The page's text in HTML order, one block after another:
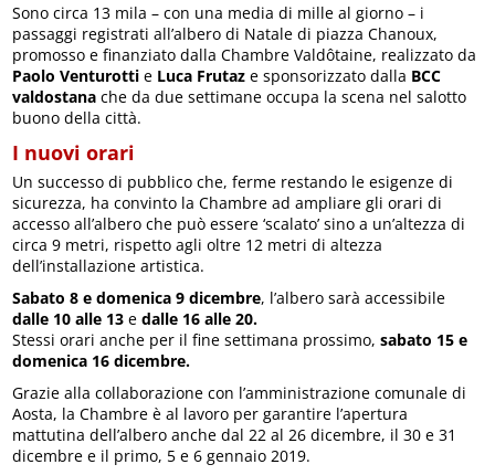
Sono circa 13 mila – con una media di mille al giorno – i
passaggi registrati all’albero di Natale di piazza Chanoux,
promosso e finanziato dalla Chambre Valdôtaine, realizzato da
Paolo Venturotti e Luca Frutaz e sponsorizzato dalla BCC
valdostana che da due settimane occupa la scena nel salotto
buono della città.
I nuovi orari
Un successo di pubblico che, ferme restando le esigenze di
sicurezza, ha convinto la Chambre ad ampliare gli orari di
accesso all’albero che può essere ‘scalato’ sino a un’altezza di
circa 9 metri, rispetto agli oltre 12 metri di altezza
dell’installazione artistica.
Sabato 8 e domenica 9 dicembre, l’albero sarà accessibile
dalle 10 alle 13 edalle 16 alle 20.
Stessi orari anche per il fine settimana prossimo,sabato 15 e
domenica 16 dicembre.
Grazie alla collaborazione con l’amministrazione comunale di
Aosta, la Chambre è al lavoro per garantire l’apertura
mattutina dell’albero anche dal 22 al 26 dicembre, il 30 e 31
dicembre e il primo, 5 e 6 gennaio 2019.